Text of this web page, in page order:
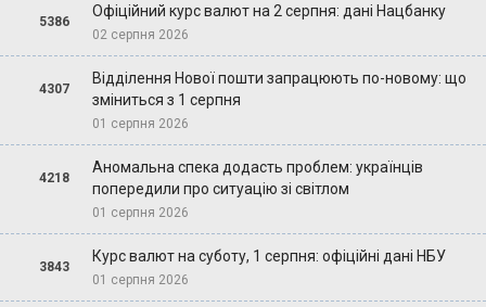
5386
Офіційний курс валют на 2 серпня: дані Нацбанку
02 серпня 2026
4307
Відділення Нової пошти запрацюють по-новому: що
зміниться з 1 серпня
01 серпня 2026
4218
Аномальна спека додасть проблем: українців
попередили про ситуацію зі світлом
01 серпня 2026
3843
Курс валют на суботу, 1 серпня: офіційні дані НБУ
01 серпня 2026